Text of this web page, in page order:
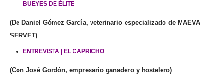
BUEYES DE ÉLITE
(De Daniel Gómez García, veterinario especializado de MAEVA
SERVET)
ENTREVISTA | EL CAPRICHO
(Con José Gordón, empresario ganadero y hostelero)